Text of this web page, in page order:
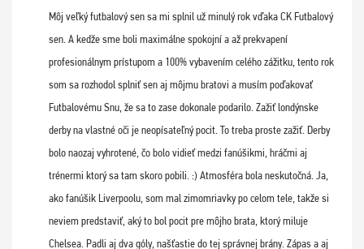
Môj veľký futbalový sen sa mi splnil už minulý rok vďaka CK Futbalový
sen. A kedže sme boli maximálne spokojní a až prekvapení
profesionálnym prístupom a 100% vybavením celého zážitku, tento rok
som sa rozhodol splniť sen aj môjmu bratovi a musím poďakovať
Futbalovému Snu, že sa to zase dokonale podarilo. Zažiť londýnske
derby na vlastné oči je neopísateľný pocit. To treba proste zažiť. Derby
bolo naozaj vyhrotené, čo bolo vidieť medzi fanúšikmi, hráčmi aj
trénermi ktorý sa tam skoro pobili. :) Atmosféra bola neskutočná. Ja,
ako fanúšik Liverpoolu, som mal zimomriavky po celom tele, takže si
neviem predstaviť, aký to bol pocit pre môjho brata, ktorý miluje
Chelsea. Padli aj dva góly, našťastie do tej správnej brány. Zápas a aj